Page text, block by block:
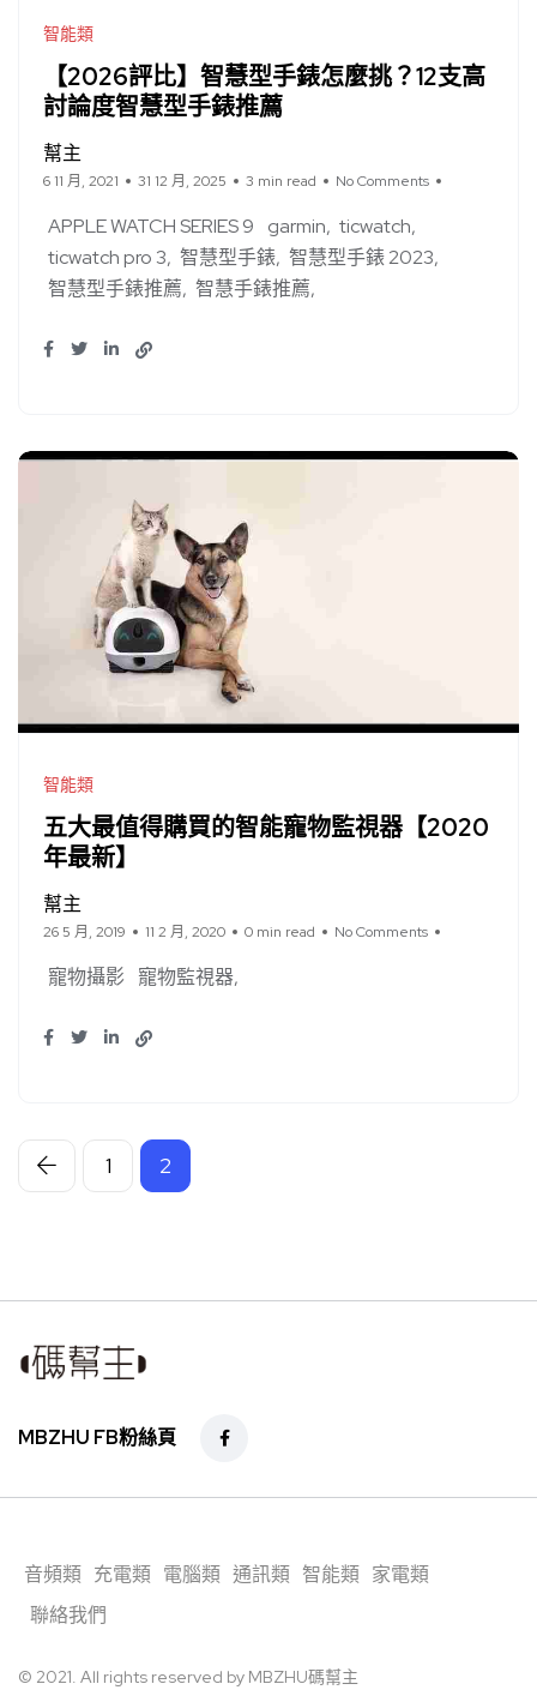
智能類
【2026評比】智慧型手錶怎麼挑？12支高
討論度智慧型手錶推薦
幫主
6 11 月, 2021 31 12 月, 2025 3 min read No Comments
APPLE WATCH SERIES 9 garmin ticwatch
ticwatch pro 3 智慧型手錶 智慧型手錶 2023
智慧型手錶推薦 智慧手錶推薦
智能類
五大最值得購買的智能寵物監視器【2020
年最新】
幫主
26 5 月, 2019 11 2 月, 2020 0 min read No Comments
寵物攝影 寵物監視器
1 2
MBZHU FB粉絲頁
音頻類 充電類 電腦類 通訊類 智能類 家電類
聯絡我們
© 2021. All rights reserved by MBZHU碼幫主